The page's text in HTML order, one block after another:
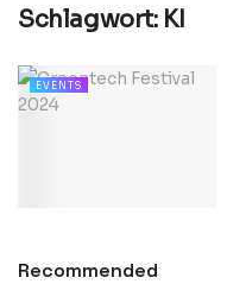
Schlagwort: KI
EVENTS
Recommended